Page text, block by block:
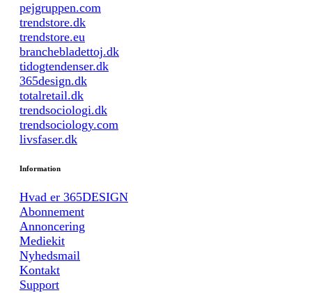
pejgruppen.com
trendstore.dk
trendstore.eu
branchebladettoj.dk
tidogtendenser.dk
365design.dk
totalretail.dk
trendsociologi.dk
trendsociology.com
livsfaser.dk
Information
Hvad er 365DESIGN
Abonnement
Annoncering
Mediekit
Nyhedsmail
Kontakt
Support